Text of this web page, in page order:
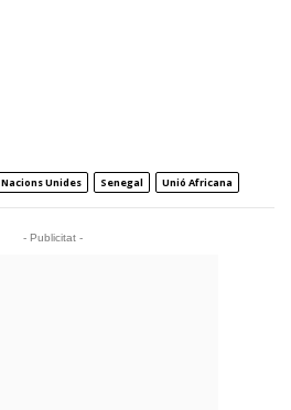
Nacions Unides Senegal Unió Africana
- Publicitat -